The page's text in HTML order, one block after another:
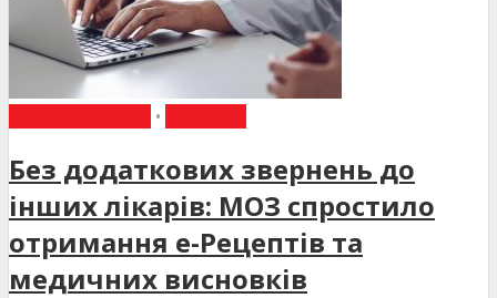
•
Без додаткових звернень до
інших лікарів: МОЗ спростило
отримання е-Рецептів та
медичних висновків